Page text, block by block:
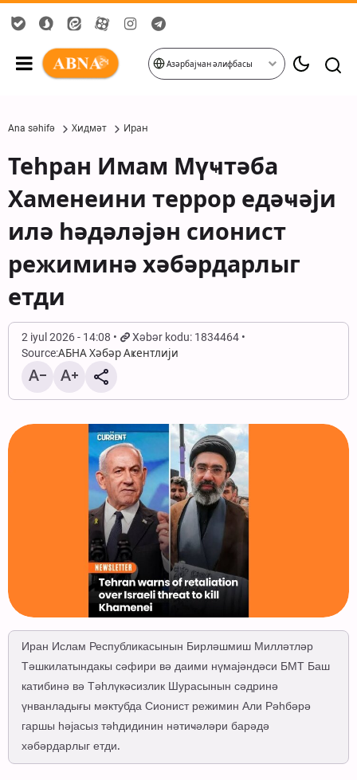
Азәрбајҹан әлифбасы
Ana səhifə Хидмәт Иран
Теһран Имам Мүҹтәба
Хаменеини террор едәҹәји
илә һәдәләјән сионист
режиминә хәбәрдарлыг
етди
2 iyul 2026 - 14:08
Xəbər kodu: 1834464
Source:АБНА Хәбәр Аҝентлији
Иран Ислам Республикасынын Бирләшмиш Милләтләр
Тәшкилатындакы сәфири вә даими нүмајәндәси БМТ Баш
катибинә вә Тәһлүкәсизлик Шурасынын сәдринә
үнванладығы мәктубда Сионист режимин Али Рәһбәрә
гаршы һәјасыз тәһдидинин нәтиҹәләри барәдә
хәбәрдарлыг етди.